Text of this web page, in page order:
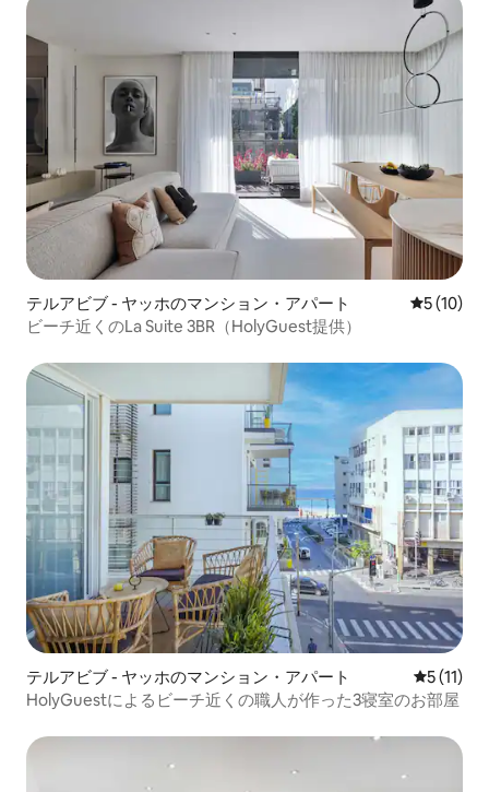
テルアビブ - ヤッホのマンション・アパート レビュー
5 (10)
ビーチ近くのLa Suite 3BR（HolyGuest提供）
テルアビブ - ヤッホのマンション・アパート レビュー
5 (11)
HolyGuestによるビーチ近くの職人が作った3寝室のお部屋